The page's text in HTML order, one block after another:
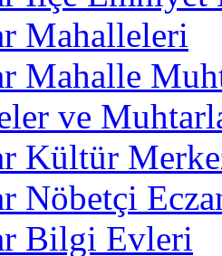
Mahalleleri
Mahalle
ve
Kültür
Nöbetçi
Bilgi Evleri